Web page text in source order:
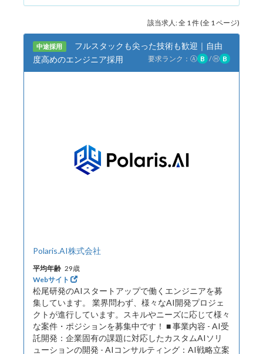
該当求人: 全 1 件 (全 1 ページ)
中途採用
フルスタックも尖った技術も歓迎｜自由
度高めのエンジニア採用
要求ランク： Ⓐ B /Ⓗ B
Polaris.AI株式会社
平均年齢 29歳
Webサイト
松尾研発のAIスタートアップで働くエンジニアを募
集しています。 業界問わず、様々なAI開発プロジェ
クトが進行しています。スキルやニーズに応じて様々
な案件・ポジションを募集中です！ ■ 事業内容 - AI受
託開発：企業固有の課題に対応したカスタムAIソリ
ューションの開発 - AIコンサルティング：AI戦略立案